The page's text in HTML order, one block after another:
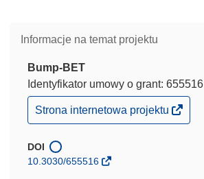
Informacje na temat projektu
Bump-BET
Identyfikator umowy o grant: 655516
(odnośnik
otworzy
w
nowym
Strona internetowa projektu
DOI
10.3030/655516